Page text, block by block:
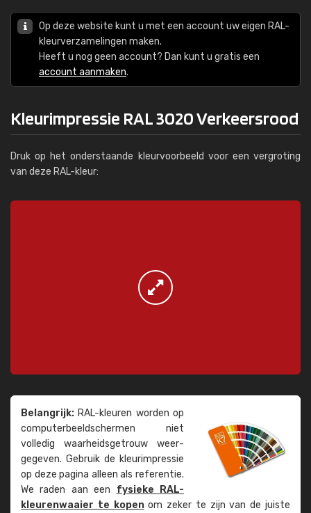
Op deze website kunt u met een account uw eigen RAL-
kleurverzamelingen maken.
Heeft u nog geen account? Dan kunt u gratis een
account aanmaken.
Kleurimpressie RAL 3020 Verkeersrood
Druk op het onderstaande kleurvoorbeeld voor een vergroting
van deze RAL-kleur:
Belangrijk: RAL-kleuren worden op
computer­beeld­schermen niet
volledig waarheids­­getrouw weer­
gegeven. Gebruik de kleur­impressie
op deze pagina alleen als referentie.
We raden aan een fysieke RAL-
kleuren­waaier te kopenom zeker te zijn van de juiste